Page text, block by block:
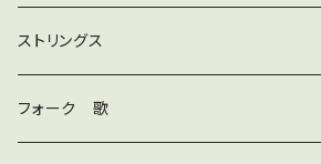
和風
京都
ストリングス
ストリングス
フォーク 歌